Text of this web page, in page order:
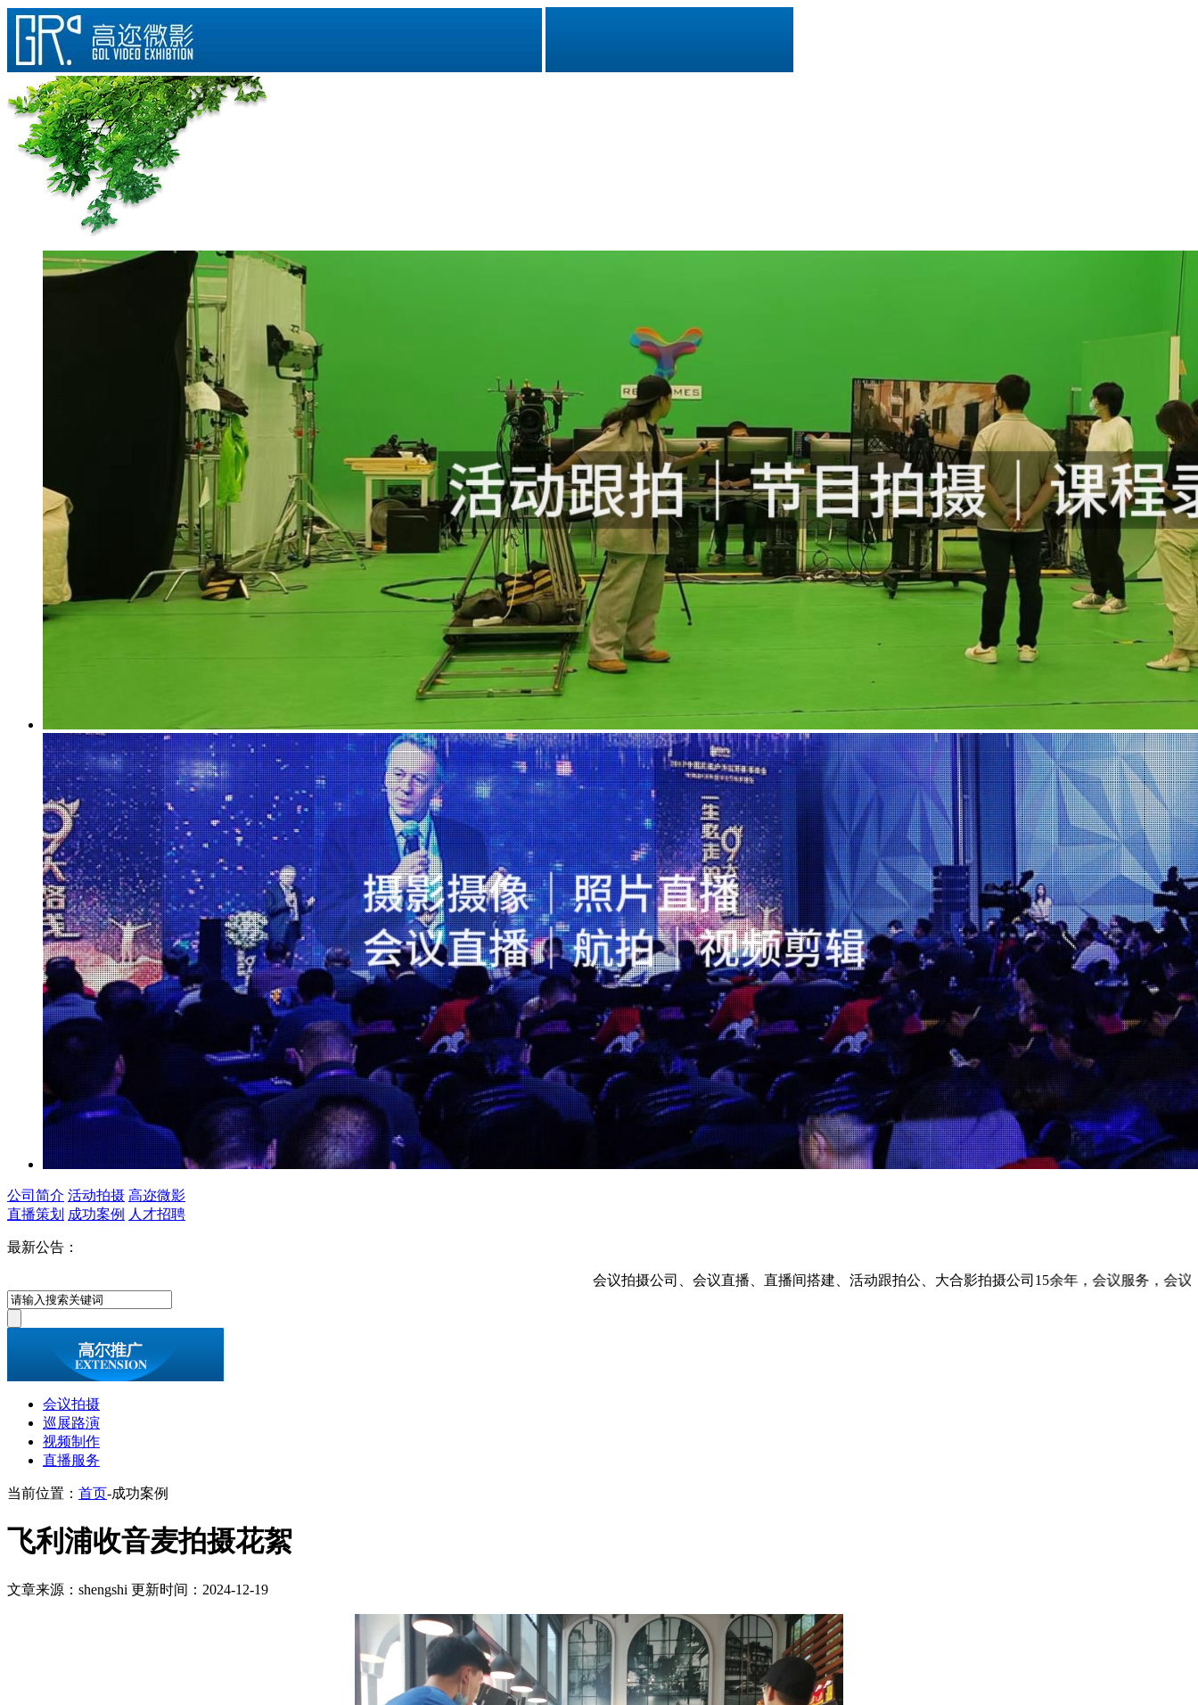
公司简介 活动拍摄 高迩微影
直播策划 成功案例 人才招聘
最新公告：
会议拍摄公司、会议直播、直播间搭建、活动跟拍公、大合影拍摄公司15余年，会议服务，会议直播，短视频拍摄、
会议拍摄
巡展路演
视频制作
直播服务
当前位置： 首页-成功案例
飞利浦收音麦拍摄花絮
文章来源：shengshi 更新时间：2024-12-19